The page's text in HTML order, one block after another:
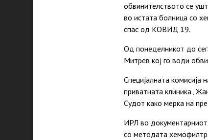
обвинителството се
во истата болница со
спас од КОВИД 19.
Од понеделникот до
Митрев кој го води
Специјалната комисија
приватната клиника
Судот како мерка на
ИРЛ во документарниот
со методата